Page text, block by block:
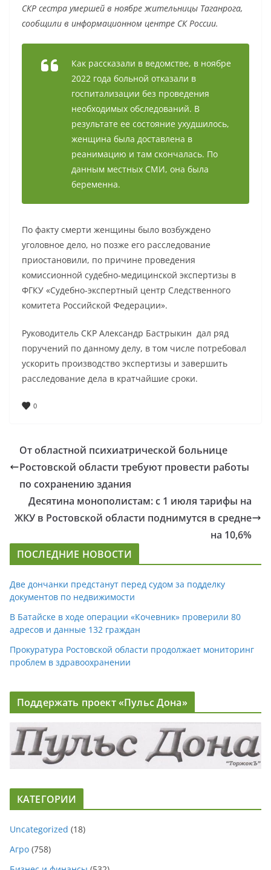
СКР сестра умершей в ноябре жительницы Таганрога,
сообщили в информационном центре СК России.
Как рассказали в ведомстве, в ноябре
2022 года больной отказали в
госпитализации без проведения
необходимых обследований. В
результате ее состояние ухудшилось,
женщина была доставлена в
реанимацию и там скончалась. По
данным местных СМИ, она была
беременна.
По факту смерти женщины было возбуждено
уголовное дело, но позже его расследование
приостановили, по причине проведения
комиссионной судебно-медицинской экспертизы в
ФГКУ «Судебно-экспертный центр Следственного
комитета Российской Федерации».
Руководитель СКР Александр Бастрыкин дал ряд
поручений по данному делу, в том числе потребовал
ускорить производство экспертизы и завершить
расследование дела в кратчайшие сроки.
0
От областной психиатрической больнице
Ростовской области требуют провести работы
по сохранению здания
Десятина монополистам: с 1 июля тарифы на
ЖКУ в Ростовской области поднимутся в средне
на 10,6%
ПОСЛЕДНИЕ НОВОСТИ
Две дончанки предстанут перед судом за подделку
документов по недвижимости
В Батайске в ходе операции «Кочевник» проверили 80
адресов и данные 132 граждан
Прокуратура Ростовской области продолжает мониторинг
проблем в здравоохранении
Поддержать проект «Пульс Дона»
КАТЕГОРИИ
Uncategorized (18)
Агро (758)